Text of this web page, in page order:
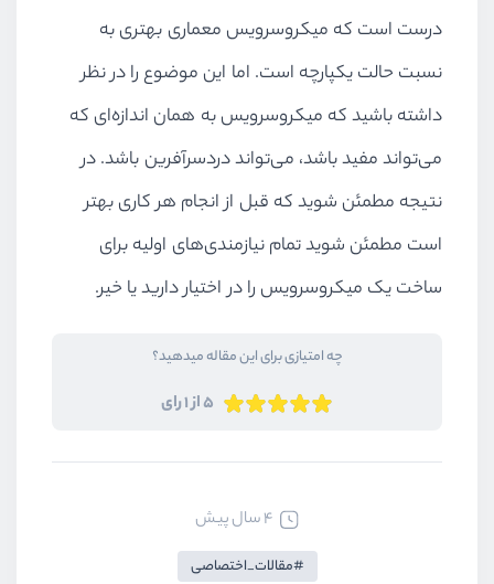
درست است که میکروسرویس معماری بهتری به
نسبت حالت یکپارچه است. اما این موضوع را در نظر
داشته باشید که میکروسرویس به همان اندازه‌ای که
می‌تواند مفید باشد، می‌تواند دردسرآفرین باشد. در
نتیجه مطمئن شوید که قبل از انجام هر کاری بهتر
است مطمئن شوید تمام نیازمندی‌های اولیه برای
ساخت یک میکروسرویس را در اختیار دارید یا خیر.
چه امتیازی برای این مقاله میدهید؟
5 از 1 رای
4 سال پیش
مقالات_اختصاصی